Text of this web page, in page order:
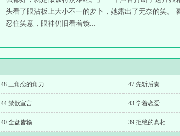
头看了眼沾板上大小不一的萝卜，她露出了无奈的笑
忍住笑意，眼神仍旧看着镜...
48 三角恋的角力 47 先斩后奏
44 禁欲宣言 43 学着恋爱
40 全盘皆输 39 拒绝的真相